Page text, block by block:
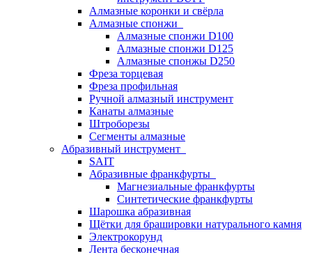
Алмазные коронки и свёрла
Алмазные спонжи
Алмазные спонжи D100
Алмазные спонжи D125
Алмазные спонжы D250
Фреза торцевая
Фреза профильная
Ручной алмазный инструмент
Канаты алмазные
Штроборезы
Сегменты алмазные
Абразивный инструмент
SAIT
Абразивные франкфурты
Магнезиальные франкфурты
Синтетические франкфурты
Шарошка абразивная
Щётки для брашировки натурального камня
Электрокорунд
Лента бесконечная